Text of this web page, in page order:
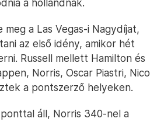
a hollandnak.
a Las Vegas-i Nagydíjat,
az első idény, amikor hét
Russell mellett Hamilton és
Norris, Oscar Piastri, Nico
a pontszerző helyeken.
áll, Norris 340-nel a